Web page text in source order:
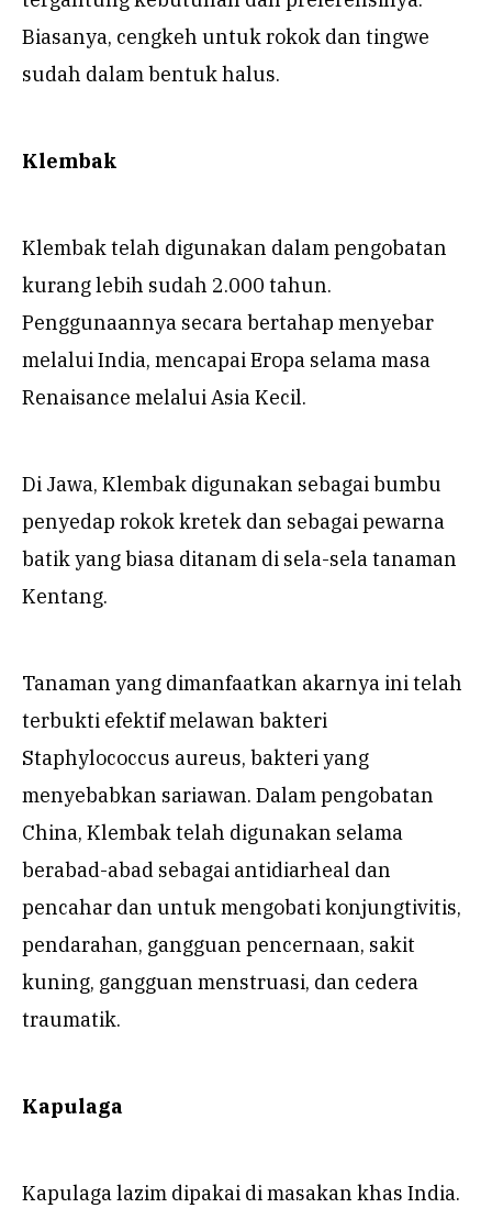
Biasanya, cengkeh untuk rokok dan tingwe
sudah dalam bentuk halus.
Klembak
Klembak telah digunakan dalam pengobatan
kurang lebih sudah 2.000 tahun.
Penggunaannya secara bertahap menyebar
melalui India, mencapai Eropa selama masa
Renaisance melalui Asia Kecil.
Di Jawa, Klembak digunakan sebagai bumbu
penyedap rokok kretek dan sebagai pewarna
batik yang biasa ditanam di sela-sela tanaman
Kentang.
Tanaman yang dimanfaatkan akarnya ini telah
terbukti efektif melawan bakteri
Staphylococcus aureus, bakteri yang
menyebabkan sariawan. Dalam pengobatan
China, Klembak telah digunakan selama
berabad-abad sebagai antidiarheal dan
pencahar dan untuk mengobati konjungtivitis,
pendarahan, gangguan pencernaan, sakit
kuning, gangguan menstruasi, dan cedera
traumatik.
Kapulaga
Kapulaga lazim dipakai di masakan khas India.